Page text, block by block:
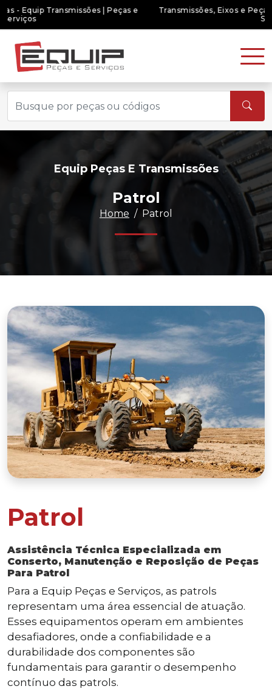
Transmissões, Eixos e Peças - Equip Transmissões | Peças e
Equip Peças E Transmissões
Patrol
Home Patrol
Patrol
Assistência Técnica Especializada em
Conserto, Manutenção e Reposição de Peças
Para Patrol
Para a Equip Peças e Serviços, as patrols
representam uma área essencial de atuação.
Esses equipamentos operam em ambientes
desafiadores, onde a confiabilidade e a
durabilidade dos componentes são
fundamentais para garantir o desempenho
contínuo das patrols.